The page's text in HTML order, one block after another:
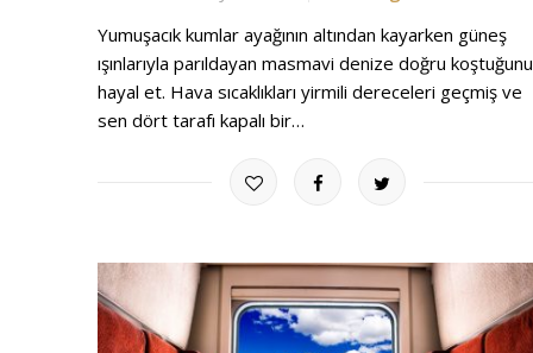
Yumuşacık kumlar ayağının altından kayarken güneş
ışınlarıyla parıldayan masmavi denize doğru koştuğunu
hayal et. Hava sıcaklıkları yirmili dereceleri geçmiş ve
sen dört tarafı kapalı bir…